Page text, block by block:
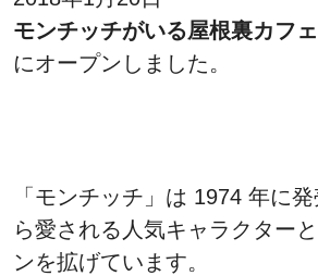
モンチッチがいる屋根裏カフェ
にオープンしました。
「モンチッチ」は 1974 年に
ら愛される人気キャラクター
ンを拡げています。